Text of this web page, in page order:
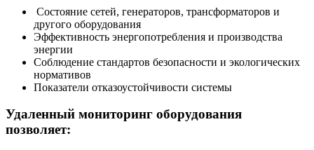
Состояние сетей, генераторов, трансформаторов и
другого оборудования
Эффективность энергопотребления и производства
энергии
Соблюдение стандартов безопасности и экологических
нормативов
Показатели отказоустойчивости системы
Удаленный мониторинг оборудования
позволяет: